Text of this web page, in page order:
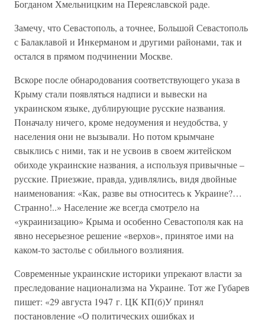
Богданом Хмельницким на Переяславской раде.
Замечу, что Севастополь, а точнее, Большой Севастополь
с Балаклавой и Инкерманом и другими районами, так и
остался в прямом подчинении Москве.
Вскоре после обнародования соответствующего указа в
Крыму стали появляться надписи и вывески на
украинском языке, дублирующие русские названия.
Поначалу ничего, кроме недоумения и неудобства, у
населения они не вызывали. Но потом крымчане
свыклись с ними, так и не усвоив в своем житейском
обиходе украинские названия, а используя привычные –
русские. Приезжие, правда, удивлялись, видя двойные
наименования: «Как, разве вы относитесь к Украине?…
Странно!..» Население же всегда смотрело на
«украинизацию» Крыма и особенно Севастополя как на
явно несерьезное решение «верхов», принятое ими на
каком-то застолье с обильного возлияния.
Современные украинские историки упрекают власти за
преследование национализма на Украине. Тот же Губарев
пишет: «29 августа 1947 г. ЦК КП(б)У принял
постановление «О политических ошибках и